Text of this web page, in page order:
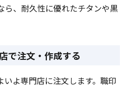
ら、耐久性に優れたチタンや黒
で注文・作成する
いよ専門店に注文します。職印